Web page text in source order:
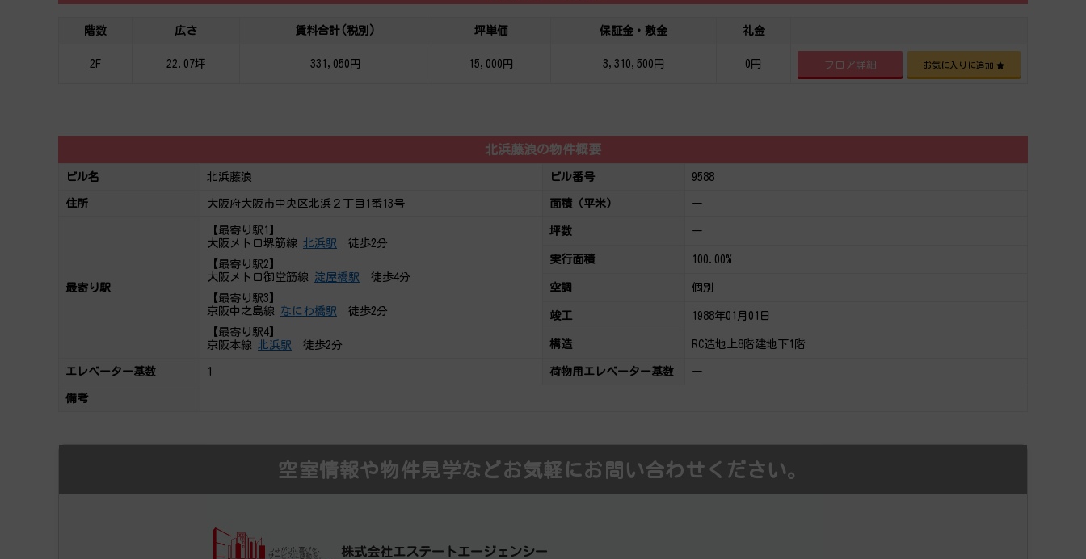
階数 広さ 賃料合計(税別) 坪単価 保証金・敷金 礼金
2F 22.07坪 331,050円 15,000円 3,310,500円 0円 フロア詳細 お気に入りに追加
北浜藤浪の物件概要
ビル名 北浜藤浪 ビル番号 9588
住所 大阪府大阪市中央区北浜２丁目1番13号 面積（平米） ー
最寄り駅
【最寄り駅1】
大阪メトロ堺筋線 北浜駅 徒歩2分
【最寄り駅2】
大阪メトロ御堂筋線 淀屋橋駅 徒歩4分
【最寄り駅3】
京阪中之島線 なにわ橋駅 徒歩2分
【最寄り駅4】
京阪本線 北浜駅 徒歩2分
坪数 ー
実行面積 100.00%
空調 個別
竣工 1988年01月01日
構造 RC造地上8階建地下1階
エレベーター基数 1 荷物用エレベーター基数 ー
備考
空室情報や物件見学などお気軽にお問い合わせください。
株式会社エステートエージェンシー